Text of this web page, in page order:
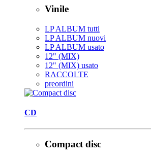
Vinile
LP ALBUM tutti
LP ALBUM nuovi
LP ALBUM usato
12" (MIX)
12" (MIX) usato
RACCOLTE
preordini
CD
Compact disc